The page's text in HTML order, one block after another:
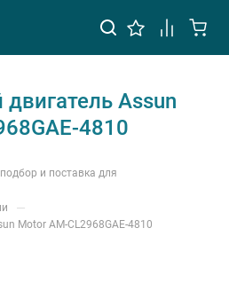
Assun
4810
и поставка для
—
Motor AM-CL2968GAE-4810